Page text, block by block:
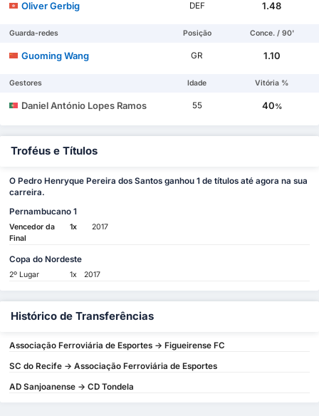
Oliver Gerbig
DEF 1.48
Guarda-redes Posição Conce. / 90'
Guoming Wang GR 1.10
Gestores Idade Vitória %
Daniel António Lopes Ramos 55 40%
Troféus e Títulos
O Pedro Henryque Pereira dos Santos ganhou 1 de títulos até agora na sua
carreira.
Pernambucano 1
Vencedor da
Final
1x 2017
Copa do Nordeste
2º Lugar 1x 2017
Histórico de Transferências
Associação Ferroviária de Esportes -> Figueirense FC
SC do Recife -> Associação Ferroviária de Esportes
AD Sanjoanense -> CD Tondela